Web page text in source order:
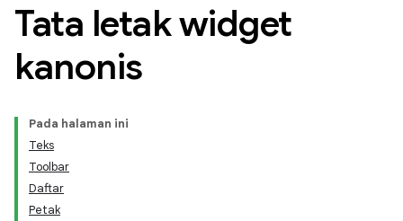
Tata letak widget
kanonis
Pada halaman ini
Teks
Toolbar
Daftar
Petak